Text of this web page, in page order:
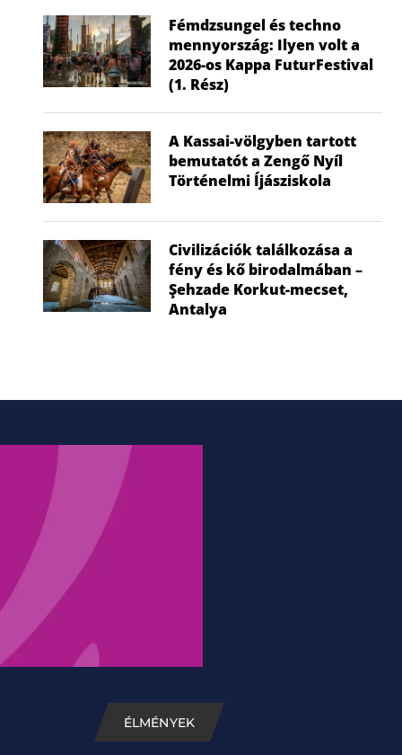
Fémdzsungel és techno
mennyország: Ilyen volt a
2026-os Kappa FuturFestival
(1. Rész)
A Kassai-völgyben tartott
bemutatót a Zengő Nyíl
Történelmi Íjásziskola
Civilizációk találkozása a
fény és kő birodalmában –
Şehzade Korkut-mecset,
Antalya
ÉLMÉNYEK